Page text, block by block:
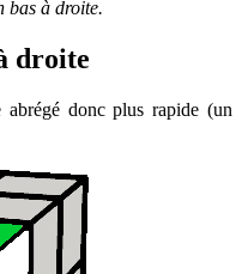
bas à droite.
droite
abrégé donc plus rapide (un